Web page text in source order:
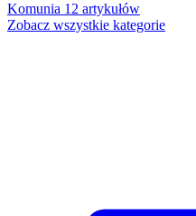
Komunia 12 artykułów
Zobacz wszystkie kategorie